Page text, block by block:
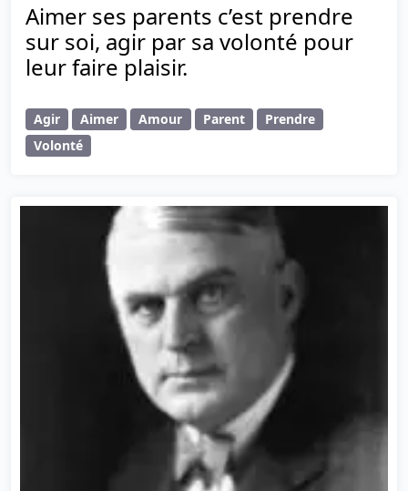
Aimer ses parents c’est prendre
sur soi, agir par sa volonté pour
leur faire plaisir.
Agir Aimer Amour Parent
Prendre
Volonté